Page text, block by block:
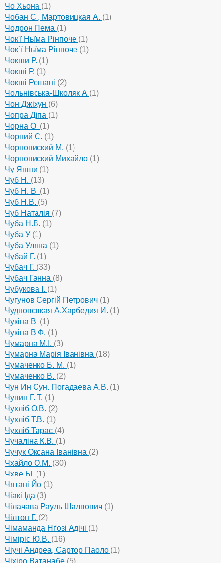
Чо Хьона (1)
Чобан С., Мартовицкая А. (1)
Чодрон Пема (1)
Чок'ї Ньїма Рінпоче (1)
Чок´ї Ньїма Рінпоче (1)
Чокши Р. (1)
Чокші Р. (1)
Чокші Рошані (2)
Чольнівська-Школяк А (1)
Чон Джіхун (6)
Чопра Діпа (1)
Чорна О. (1)
Чорний С. (1)
Чорнопиский М. (1)
Чорнопиский Михайло (1)
Чу Янши (1)
Чуб Н. (13)
Чуб Н. В. (1)
Чуб Н.В. (5)
Чуб Наталія (7)
Чуба Н.В. (1)
Чуба У (1)
Чуба Уляна (1)
Чубай Г. (1)
Чубач Г. (33)
Чубач Ганна (8)
Чубукова І. (1)
Чугунов Сергій Петрович (1)
Чудновсвкая А.Харбедия И. (1)
Чукіна В. (1)
Чукіна В.Ф. (1)
Чумарна М.І. (3)
Чумарна Марія Іванівна (18)
Чумаченко Б. М. (1)
Чумаченко В. (2)
Чун Ин Сун, Погадаева А.В. (1)
Чупин Г. Т. (1)
Чухліб О.В. (2)
Чухліб Т.В. (1)
Чухліб Тарас (4)
Чучаліна К.В. (1)
Чучук Оксана Іванівна (2)
Чхайло О.М. (30)
Чхве Ы. (1)
Чятані Йо (1)
Чіакі Іда (3)
Чілачава Рауль Шалвович (1)
Чілтон Г. (2)
Чімаманда Нґозі Адічі (1)
Чіміріс Ю.В. (16)
Чіучі Андреа, Сартор Паоло (1)
Чіхіро Ватанабе (5)